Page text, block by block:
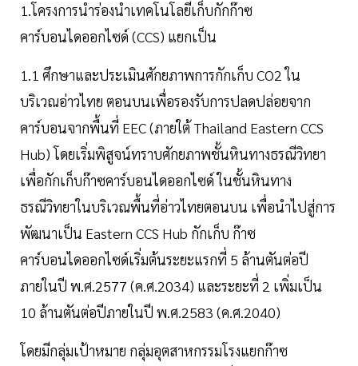
1.โครงการนำร่องนำเทคโนโลยีเก็บกักก๊าซ
คาร์บอนไดออกไซด์ (CCS) แยกเป็น
1.1 ศึกษาและประเมินศักยภาพการกักเก็บ CO2 ใน
บริเวณอ่าวไทย ตอนบนเพื่อรองรับการปลดปล่อยจาก
คาร์บอนจากพื้นที่ EEC (ภายใต้ Thailand Eastern CCS
Hub) โดยเริ่มพิสูจน์ทราบศักยภาพชั้นหินทางธรณีวิทยา
เพื่อกักเก็บก๊าซคาร์บอนไดออกไซด์ ในชั้นหินทาง
ธรณีวิทยาในบริเวณพื้นที่อ่าวไทยตอนบน เพื่อนำไปสู่การ
พัฒนาเป็น Eastern CCS Hub กักเก็บ ก๊าซ
คาร์บอนไดออกไซด์เริ่มต้นระยะแรกที่ 5 ล้านตันต่อปี
ภายในปี พ.ศ.2577 (ค.ศ.2034) และระยะที่ 2 เพิ่มเป็น
10 ล้านตันต่อปีภายในปี พ.ศ.2583 (ค.ศ.2040)
โดยมีกลุ่มเป้าหมาย กลุ่มอุตสาหกรรมโรงแยกก๊าซ